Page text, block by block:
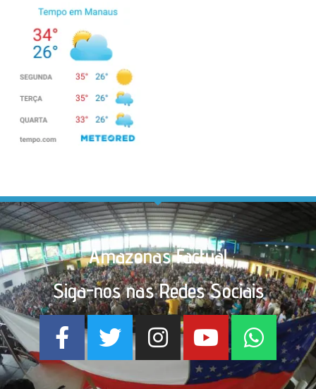
Amazonas Factual
Siga-nos nas Redes Sociais